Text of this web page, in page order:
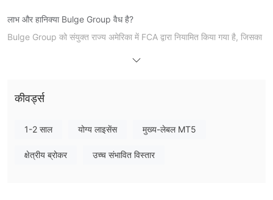
लाभ और हानिक्या Bulge Group वैध है?
Bulge Group को संयुक्त राज्य अमेरिका में FCA द्वारा नियामित किया गया है, जिसका
Bulge Group विदेशी मुद्रा, कमोडिटीज, शेयर, सूचकांक, सीएफडी, और क्रिप्टो का
ऊर्जा, और औद्योगिक धातु।
लीवरेज
कीवर्ड्स
1-2 साल योग्य लाइसेंस मुख्य-लेबल MT5
क्षेत्रीय ब्रोकर उच्च संभावित विस्तार